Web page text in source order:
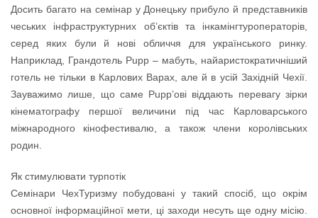
Досить багато на семінар у Донецьку прибуло й представників
чеських інфраструктурних об’єктів та інкамінгтуроператорів,
серед яких були й нові обличчя для українського ринку.
Наприклад, Грандотель Pupp – мабуть, найаристократичніший
готель не тільки в Карлових Варах, але й в усій Західній Чехії.
Зауважимо лише, що саме Pupp’ові віддають перевагу зірки
кінематографу першої величини під час Карловарського
міжнародного кінофестивалю, а також члени королівських
родин.
Як стимулювати турпотік
Семінари ЧехТуризму побудовані у такий спосіб, що окрім
основної інформаційної мети, ці заходи несуть ще одну місію.